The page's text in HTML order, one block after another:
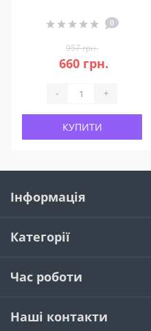
0
957 грн.
660 грн.
- +
КУПИТИ
Інформація
Категорії
Час роботи
Наші контакти